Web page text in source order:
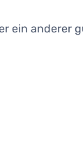
ein anderer